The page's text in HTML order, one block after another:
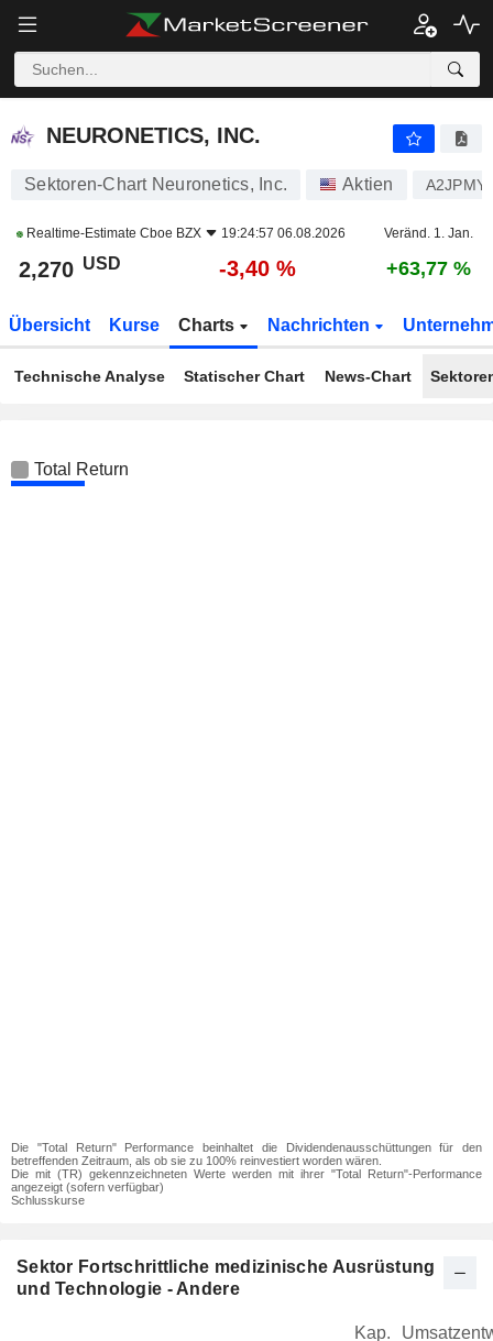
NEURONETICS, INC.
NEURONETICS, INC.
Sektoren-Chart Neuronetics, Inc. Aktien A2JPMY
Realtime-Estimate Cboe BZX 19:24:57 06.08.2026 Veränd. 1. Jan.
2,270 USD -3,40 % +63,77 %
Übersicht Kurse Charts Nachrichten
Technische Analyse Statischer Chart News-Chart
Total Return
Die "Total Return" Performance beinhaltet die Dividendenausschüttungen für den
betreffenden Zeitraum, als ob sie zu 100% reinvestiert worden wären.
Die mit (TR) gekennzeichneten Werte werden mit ihrer "Total Return"-Performance
angezeigt (sofern verfügbar)
Schlusskurse
Sektor Fortschrittliche medizinische Ausrüstung
und Technologie - Andere
Kap.